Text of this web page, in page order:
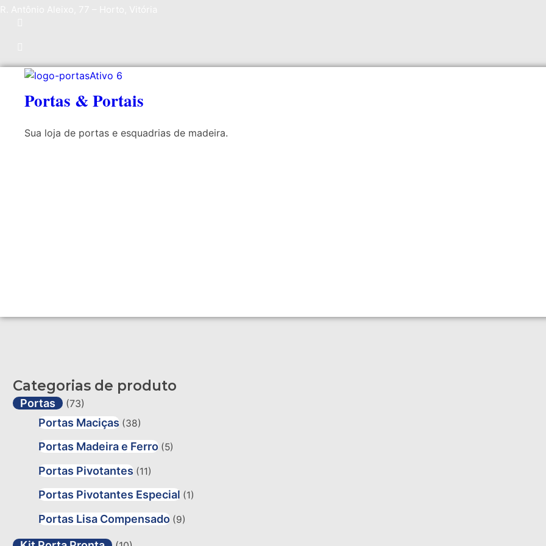
Portas & Portais
Sua loja de portas e esquadrias de madeira.
Categorias de produto
Portas (73)
Portas Maciças (38)
Portas Madeira e Ferro (5)
Portas Pivotantes (11)
Portas Pivotantes Especial (1)
Portas Lisa Compensado (9)